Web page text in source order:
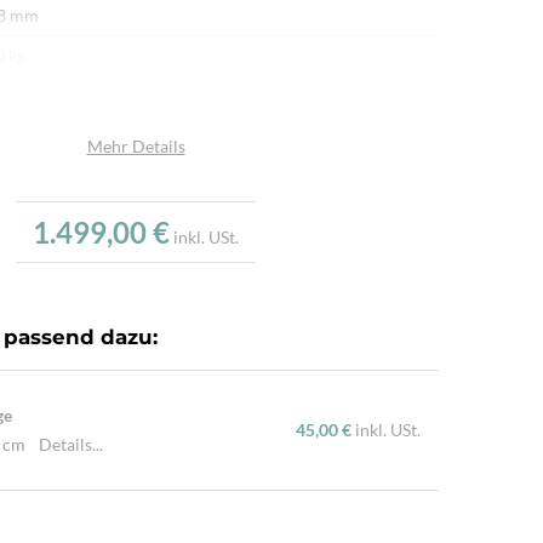
mm
Schafwolle, Von Hand geknüpft, Traditionelle
Mehr Details
1.499,00 € inkl. USt.
dazu:
Details...
45,00 € inkl. USt.